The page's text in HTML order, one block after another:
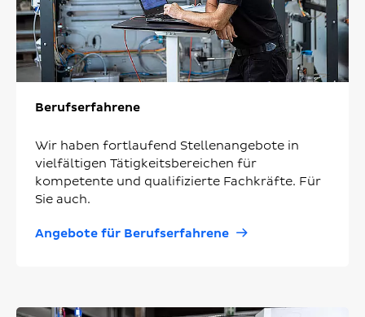
Berufserfahrene
Wir haben fortlaufend Stellenangebote in
vielfältigen Tätigkeitsbereichen für
kompetente und qualifizierte Fachkräfte. Für
Sie auch.
Angebote für Berufserfahrene